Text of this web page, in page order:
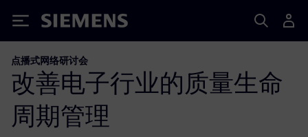
Siemens
点播式网络研讨会
改善电子行业的质量生命
周期管理